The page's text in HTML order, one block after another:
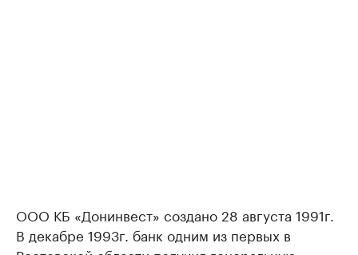
ООО КБ «Донинвест» создано 28 августа 1991г.
В декабре 1993г. банк одним из первых в